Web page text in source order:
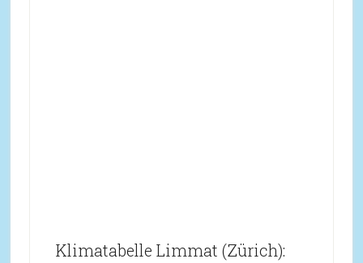
Klimatabelle Limmat (Zürich):